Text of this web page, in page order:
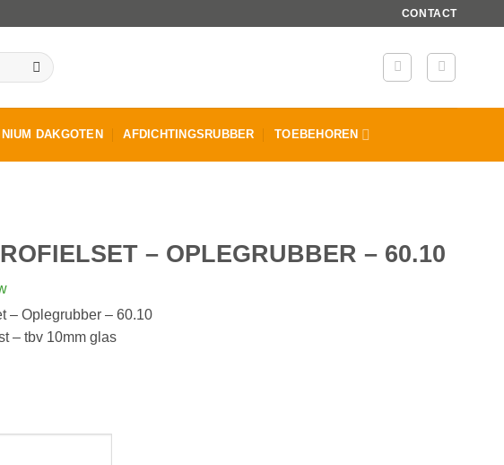
CONTACT
DAKGOTEN AFDICHTINGSRUBBER TOEBEHOREN
– OPLEGRUBBER – 60.10
– Oplegrubber – 60.10
– tbv 10mm glas